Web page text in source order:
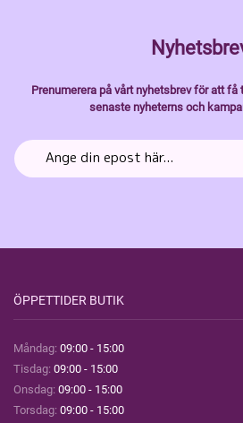
Prenumerera på vårt nyhetsbrev för att få
senaste nyheterns och
ÖPPETTIDER BUTIK
Måndag: 09:00 - 15:00
Tisdag: 09:00 - 15:00
Onsdag: 09:00 - 15:00
Torsdag: 09:00 - 15:00